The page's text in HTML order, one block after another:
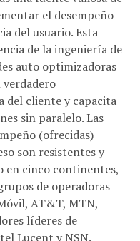
el desempeño
del usuario. Esta
de la ingeniería de
auto optimizadoras
del cliente y capacita
sin paralelo. Las
(ofrecidas)
son resistentes y
en cinco continentes,
de operadoras
AT&T, MTN,
líderes de
Lucent y NSN.